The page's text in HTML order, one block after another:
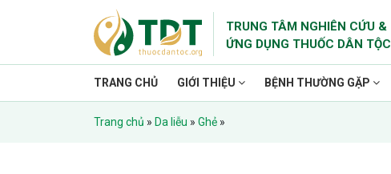
TRUNG TÂM NGHIÊN CỨU &
ỨNG DỤNG THUỐC DÂN TỘC
TRANG CHỦ GIỚI THIỆU BỆNH THƯỜNG GẶP
Trang chủ » Da liễu » Ghẻ »